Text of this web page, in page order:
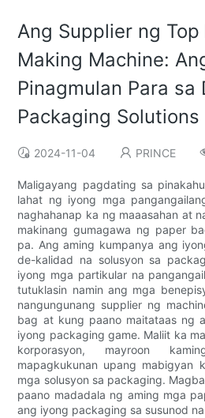
Ang Supplier ng Top
Making Machine:
Pinagmulan Para sa
Packaging Solutions
2024-11-04 PRINCE
Maligayang pagdating sa
lahat ng iyong mga
naghahanap ka ng maaasahan at
makinang gumagawa ng paper
pa. Ang aming kumpanya ang
de-kalidad na solusyon sa
iyong mga partikular na
tutuklasin namin ang mga
nangungunang supplier ng
bag at kung paano maitataas ng
iyong packaging game. Maliit ka
korporasyon, mayroon
mapagkukunan upang mabigyan
mga solusyon sa packaging.
paano madadala ng aming mga
ang iyong packaging sa susunod